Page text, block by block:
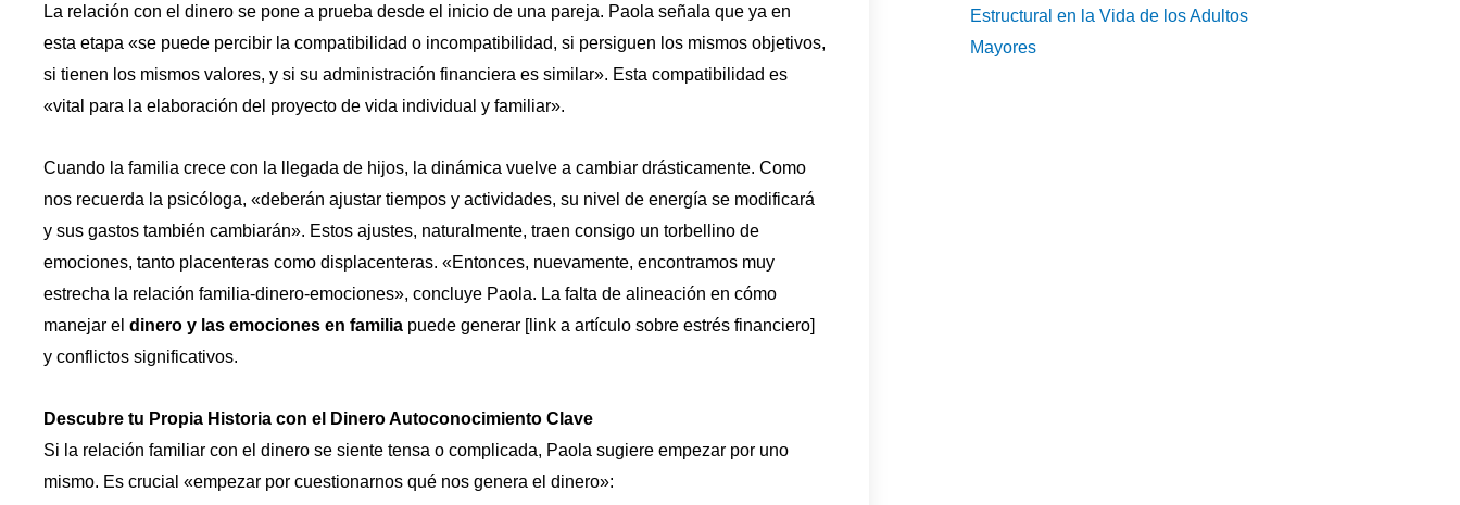
La relación con el dinero se pone a prueba desde el inicio de una pareja. Paola señala que ya en
esta etapa «se puede percibir la compatibilidad o incompatibilidad, si persiguen los mismos objetivos,
si tienen los mismos valores, y si su administración financiera es similar». Esta compatibilidad es
«vital para la elaboración del proyecto de vida individual y familiar».
Cuando la familia crece con la llegada de hijos, la dinámica vuelve a cambiar drásticamente. Como
nos recuerda la psicóloga, «deberán ajustar tiempos y actividades, su nivel de energía se modificará
y sus gastos también cambiarán». Estos ajustes, naturalmente, traen consigo un torbellino de
emociones, tanto placenteras como displacenteras. «Entonces, nuevamente, encontramos muy
estrecha la relación familia-dinero-emociones», concluye Paola. La falta de alineación en cómo
manejar el dinero y las emociones en familia puede generar [link a artículo sobre estrés financiero]
y conflictos significativos.
Descubre tu Propia Historia con el Dinero Autoconocimiento Clave
Si la relación familiar con el dinero se siente tensa o complicada, Paola sugiere empezar por uno
mismo. Es crucial «empezar por cuestionarnos qué nos genera el dinero»:
Estructural en la Vida de los Adultos
Mayores